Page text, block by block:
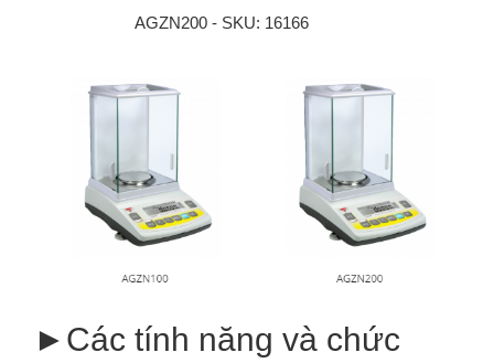
AGZN200 - SKU: 16166
►Các tính năng và chức